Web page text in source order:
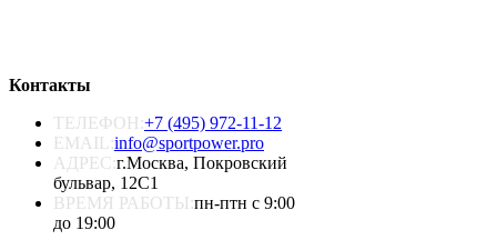
Контакты
ТЕЛЕФОН:+7 (495) 972-11-12
EMAIL:info@sportpower.pro
АДРЕС:г.Москва, Покровский
бульвар, 12С1
ВРЕМЯ РАБОТЫ:пн-птн с 9:00
до 19:00